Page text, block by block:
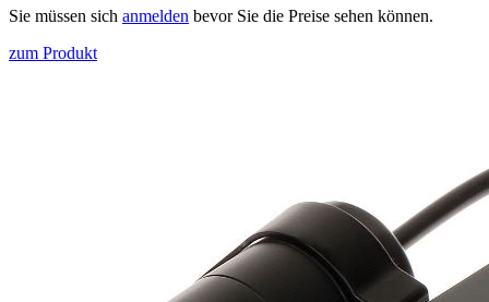
Sie müssen sich anmelden bevor Sie die Preise sehen können.
zum Produkt